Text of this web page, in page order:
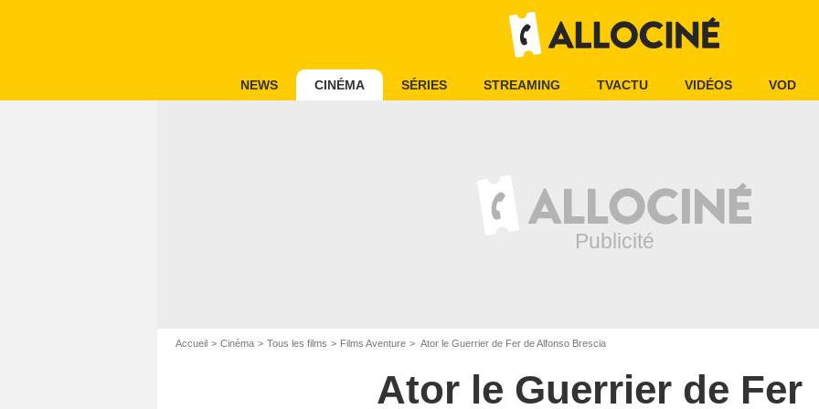
NEWS CINÉMA SÉRIES STREAMING TVACTU VIDÉOS VOD
Accueil Cinéma Tous les films Films Aventure Ator le Guerrier de Fer de Alfonso Brescia
Ator le Guerrier de Fer